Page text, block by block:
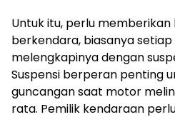
Untuk itu, perlu
berkendara, biasanya
melengkapinya dengan
Suspensi berperan penting
guncangan saat motor
rata. Pemilik kendaraan